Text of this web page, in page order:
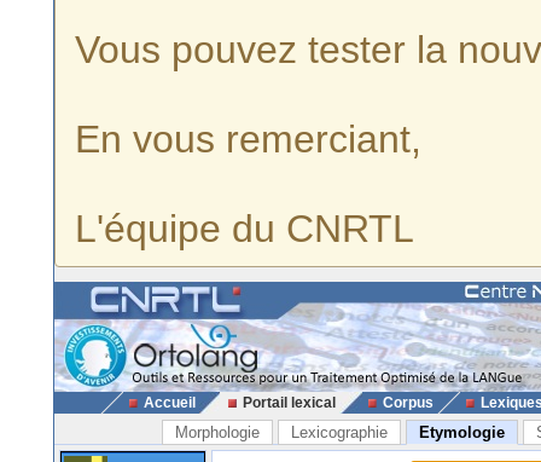
Vous pouvez tester la
En vous remerciant,
L'équipe du CNRTL
Accueil Portail lexical Corpus
Morphologie Lexicographie Etymologie